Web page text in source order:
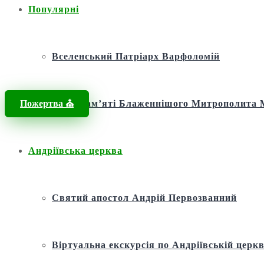
Популярні
Вселенський Патріарх Варфоломій
Фонд пам’яті Блаженнішого
Андріївська церква
Святий апостол Андрій Первозванний
Віртуальна екскурсія по Андріївській
Пожертва ⛪️